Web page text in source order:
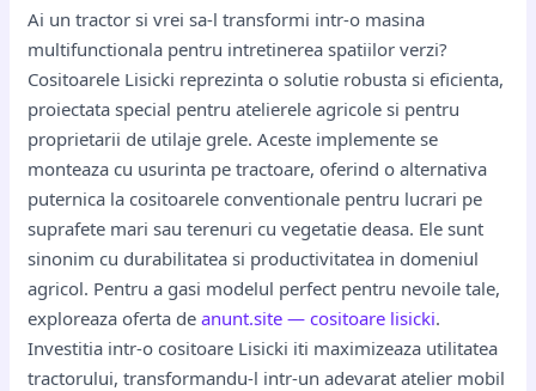
Ai un tractor si vrei sa-l transformi intr-o masina
multifunctionala pentru intretinerea spatiilor verzi?
Cositoarele Lisicki reprezinta o solutie robusta si eficienta,
proiectata special pentru atelierele agricole si pentru
proprietarii de utilaje grele. Aceste implemente se
monteaza cu usurinta pe tractoare, oferind o alternativa
puternica la cositoarele conventionale pentru lucrari pe
suprafete mari sau terenuri cu vegetatie deasa. Ele sunt
sinonim cu durabilitatea si productivitatea in domeniul
agricol. Pentru a gasi modelul perfect pentru nevoile tale,
exploreaza oferta deanunt.site — cositoare lisicki.
Investitia intr-o cositoare Lisicki iti maximizeaza utilitatea
tractorului, transformandu-l intr-un adevarat atelier mobil